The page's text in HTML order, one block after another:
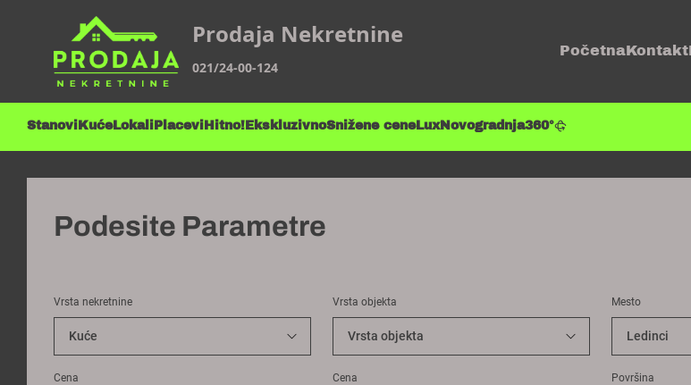
Prodaja Nekretnine
021/24-00-124
Početna Kontakt
Stanovi KućeLokali Placevi Hitno! EkskluzivnoSnižene ceneLuxNovogradnja360°
Podesite Parametre
Vrsta nekretnine Vrsta objekta Mesto
Cena Cena Površina